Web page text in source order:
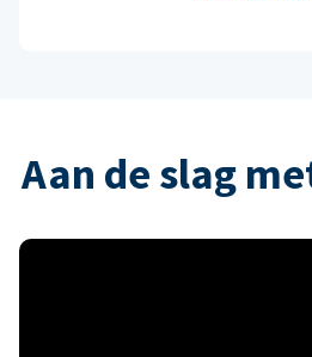
Aan de slag